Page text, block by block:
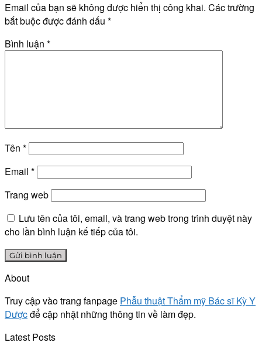
Email của bạn sẽ không được hiển thị công khai. Các trường
bắt buộc được đánh dấu *
Bình luận *
Tên *
Email *
Trang web
Lưu tên của tôi, email, và trang web trong trình duyệt này
cho lần bình luận kế tiếp của tôi.
About
Truy cập vào trang fanpage Phẫu thuật Thẩm mỹ Bác sĩ Kỳ Y
Dượcđể cập nhật những thông tin về làm đẹp.
Latest Posts